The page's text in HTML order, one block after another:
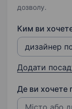
дозволу.
Ким ви
Додати
Де ви хочете